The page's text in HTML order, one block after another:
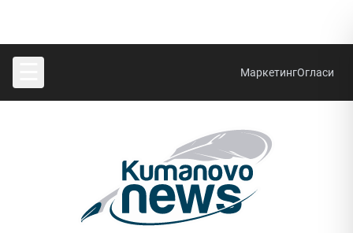
МаркетингОгласи